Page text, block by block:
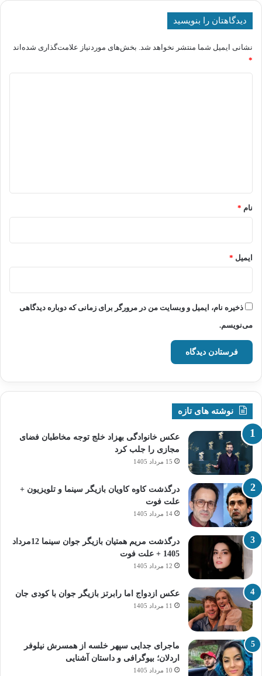
دیدگاهتان را بنویسید
نشانی ایمیل شما منتشر نخواهد شد. بخش‌های موردنیاز علامت‌گذاری شده‌اند
*
نام *
ایمیل *
ذخیره نام، ایمیل و وبسایت من در مرورگر برای زمانی که دوباره دیدگاهی
می‌نویسم.
نوشته های تازه
عکس خانوادگی بهزاد خلج توجه مخاطبان فضای
مجازی را جلب کرد
15 مرداد 1405
درگذشت کاوه کاویان بازیگر سینما و تلویزیون +
علت فوت
14 مرداد 1405
درگذشت مریم همتیان بازیگر جوان سینما 12مرداد
1405 + علت فوت
12 مرداد 1405
عکس ازدواج اما رابرتز بازیگر جوان با کودی جان
11 مرداد 1405
ماجرای جدایی سپهر خلسه از همسرش نیلوفر
اردلان؛ بیوگرافی و داستان آشنایی
10 مرداد 1405